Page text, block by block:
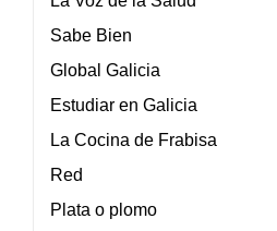
Sabe Bien
Global Galicia
Estudiar en Galicia
La Cocina de Frabisa
Red
Plata o plomo